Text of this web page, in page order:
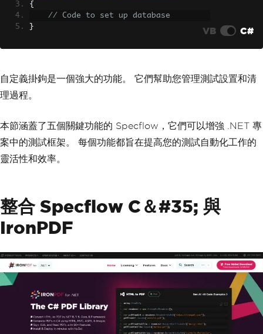
{
// Code to set up database
}
VB C#
自定義掛鉤是一個強大的功能。 它們幫助您管理測試設置和清
理過程。
本節涵蓋了五個關鍵功能的 Specflow，它們可以增強 .NET 專
案中的測試框架。 每個功能都旨在提高您的測試自動化工作的
靈活性和效率。
整合 Specflow C＆#35; 與
IronPDF